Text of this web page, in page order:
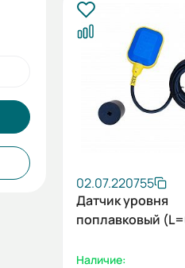
02.07.220755
Датчик уровня
поплавковый
Наличие: